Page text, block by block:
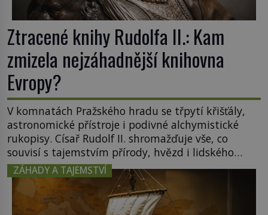
Ztracené knihy Rudolfa II.: Kam
zmizela nejzáhadnější knihovna
Evropy?
V komnatách Pražského hradu se třpytí křišťály,
astronomické přístroje i podivné alchymistické
rukopisy. Císař Rudolf II. shromažďuje vše, co
souvisí s tajemstvím přírody, hvězd i lidského
poznání. Jenže po jeho smrti se jeho slavné sbírky
začínají rozpadat a část z nich mizí navždy. Kdo
odnesl nejvzácnější knihy? A existují ještě někde
zapomenuté rukopisy, které nikdo […]
ZÁHADY A TAJEMSTVÍ